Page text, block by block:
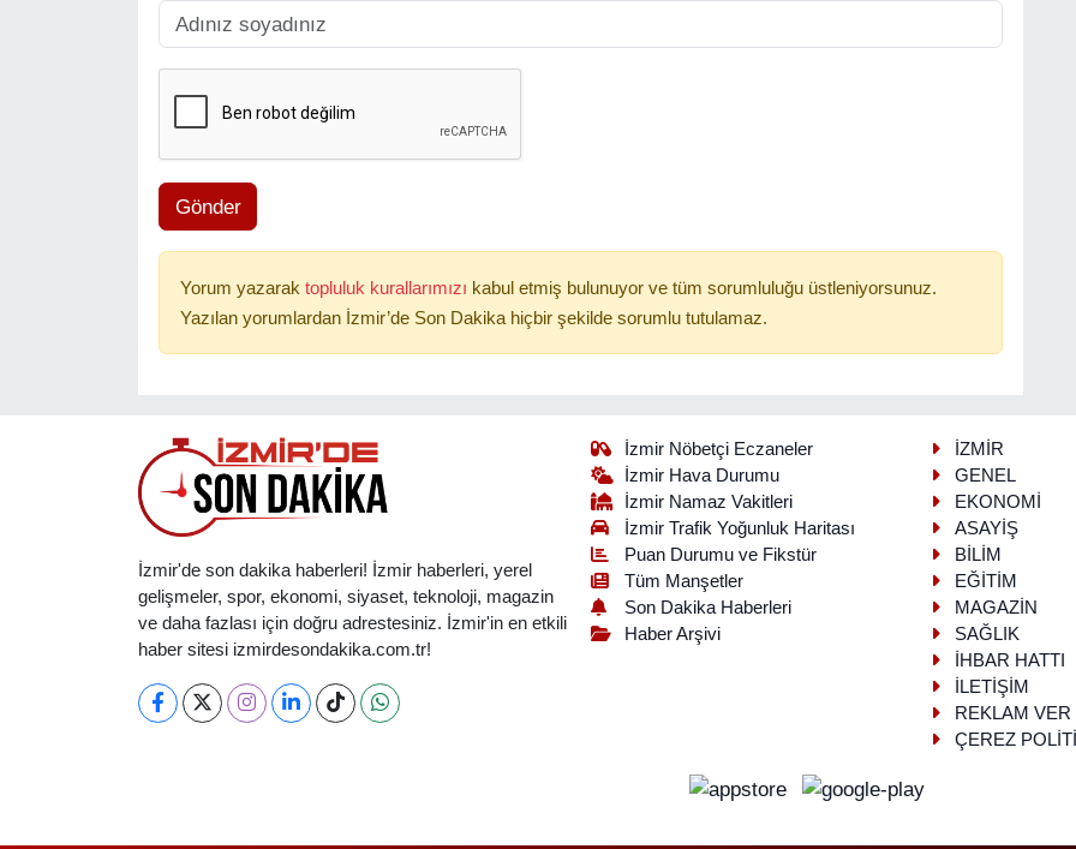
Gönder
Yorum yazarak topluluk kurallarımızı kabul etmiş bulunuyor ve tüm sorumluluğu üstleniyorsunuz.
Yazılan yorumlardan İzmir’de Son Dakika hiçbir şekilde sorumlu tutulamaz.
İzmir'de son dakika haberleri! İzmir haberleri, yerel
gelişmeler, spor, ekonomi, siyaset, teknoloji, magazin
ve daha fazlası için doğru adrestesiniz. İzmir'in en etkili
haber sitesi izmirdesondakika.com.tr!
İzmir Nöbetçi Eczaneler
İzmir Hava Durumu
İzmir Namaz Vakitleri
İzmir Trafik Yoğunluk Haritası
Puan Durumu ve Fikstür
Tüm Manşetler
Son Dakika Haberleri
Haber Arşivi
İZMİR
GENEL
EKONOMİ
ASAYİŞ
BİLİM
EĞİTİM
MAGAZİN
SAĞLIK
İHBAR HATTI
İLETİŞİM
REKLAM VER
ÇEREZ